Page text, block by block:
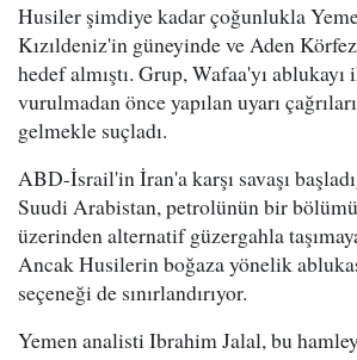
Husiler şimdiye kadar çoğunlukla
Kızıldeniz'in güneyinde ve Aden
hedef almıştı. Grup, Wafaa'yı
vurulmadan önce yapılan uyarı
gelmekle suçladı.
ABD-İsrail'in İran'a karşı savaşı
Suudi Arabistan, petrolünün bir
üzerinden alternatif güzergahla
Ancak Husilerin boğaza yönelik
seçeneği de sınırlandırıyor.
Yemen analisti Ibrahim Jalal, bu